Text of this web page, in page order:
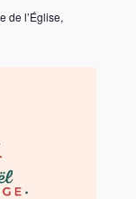
de l’Église,